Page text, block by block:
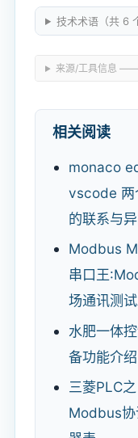
技术术语（共 6
来源/工具信息
相关阅读
monaco
vscode 两
的联系与
Modbus
串口王
场通讯测
水肥一体
备功能介绍
三菱PLC之
Modbus协